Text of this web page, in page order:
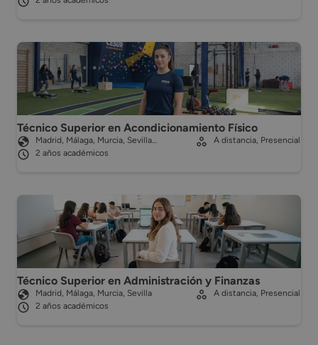
Técnico Superior en Acondicionamiento Físico
Madrid, Málaga, Murcia, Sevilla…
2 años académicos
A distancia, Presencial
Técnico Superior en Administración y Finanzas
Madrid, Málaga, Murcia, Sevilla
2 años académicos
A distancia, Presencial